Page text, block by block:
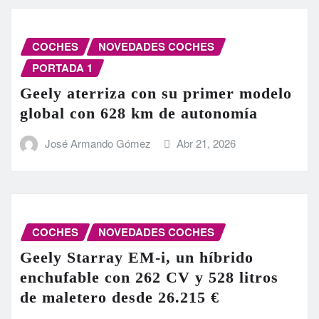
COCHES
NOVEDADES COCHES
PORTADA 1
Geely aterriza con su primer modelo
global con 628 km de autonomía
José Armando Gómez Abr 21, 2026
COCHES NOVEDADES COCHES
Geely Starray EM-i, un híbrido
enchufable con 262 CV y 528 litros
de maletero desde 26.215 €